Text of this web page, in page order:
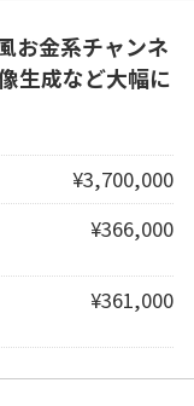
お金系チャンネ
生成など大幅に
¥3,700,000
¥366,000
¥361,000